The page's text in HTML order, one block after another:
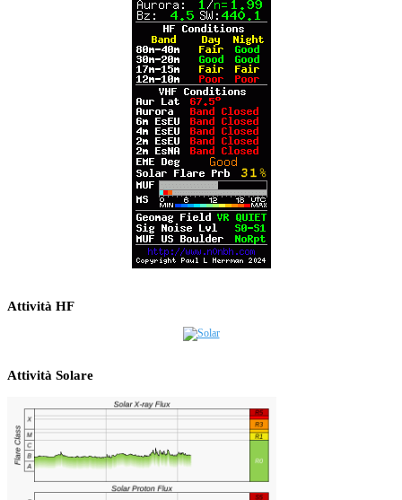
Attività HF
Attività Solare